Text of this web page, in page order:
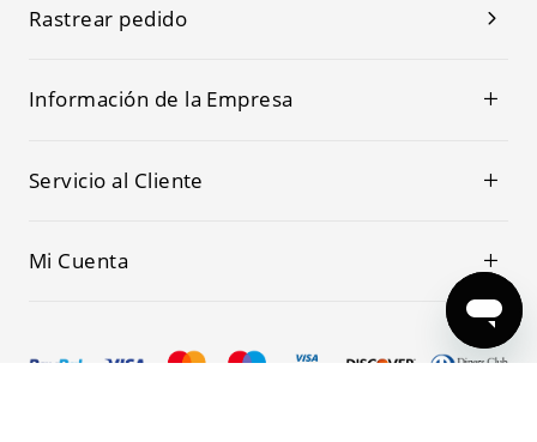
Rastrear pedido
Información de la Empresa
Servicio al Cliente
Mi Cuenta